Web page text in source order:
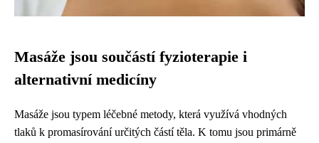
Masáže jsou součástí fyzioterapie i
alternativní medicíny
Masáže jsou typem léčebné metody, která využívá vhodných
tlaků k promasírování určitých částí těla. K tomu jsou primárně